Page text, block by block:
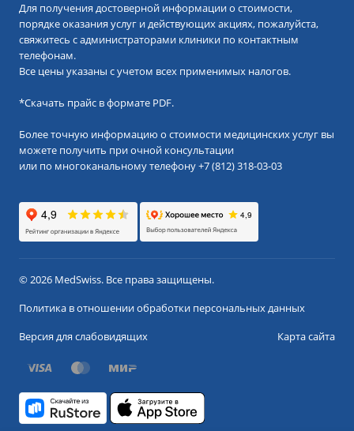
Для получения достоверной информации о стоимости,
порядке оказания услуг и действующих акциях, пожалуйста,
свяжитесь с администраторами клиники по контактным
телефонам.
Все цены указаны с учетом всех применимых налогов.
*Скачать прайс в формате PDF.
Более точную информацию о стоимости медицинских услуг вы
можете получить при очной консультации
или по многоканальному телефону+7 (812) 318-03-03
© 2026 MedSwiss. Все права защищены.
Политика в отношении обработки персональных данных
Версия для слабовидящих
Карта сайта